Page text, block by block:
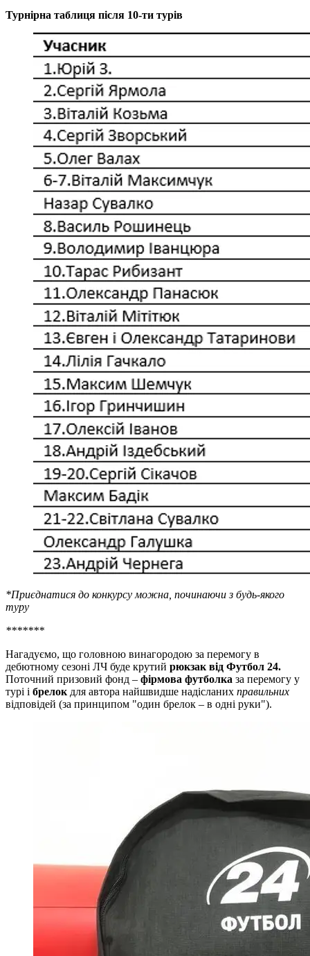
Турнірна таблиця після 10-ти турів
*Приєднатися до конкурсу можна, починаючи з будь-якого
туру
*******
Нагадуємо, що головною винагородою за перемогу в
дебютному сезоні ЛЧ буде крутий рюкзак від Футбол 24.
Поточний призовий фонд – фірмова футболка за перемогу у
турі і брелок для автора найшвидше надісланих правильних
відповідей (за принципом "один брелок – в одні руки").